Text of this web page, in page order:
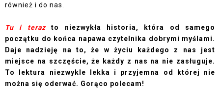
również i do nas.
Tu i terazto niezwykła historia, która od samego
początku do końca napawa czytelnika dobrymi myślami.
Daje nadzieję na to, że w życiu każdego z nas jest
miejsce na szczęście, że każdy z nas na nie zasługuje.
To lektura niezwykle lekka i przyjemna od której nie
można się oderwać. Gorąco polecam!